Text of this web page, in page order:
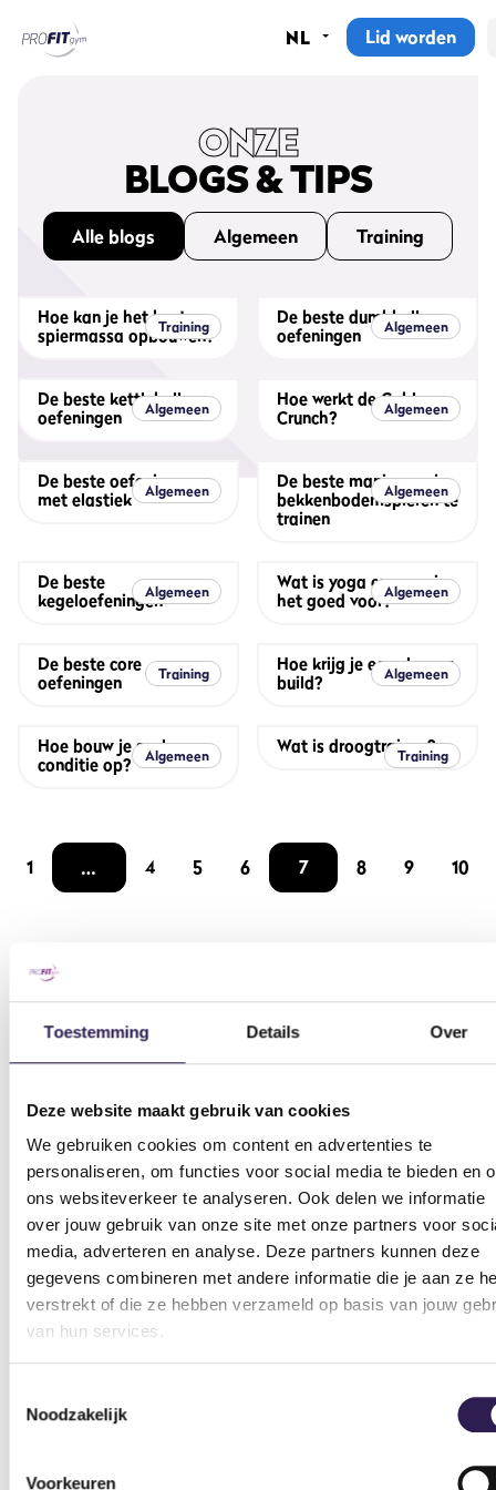
Toestemming Details Over
Deze website maakt gebruik van cookies
We gebruiken cookies om content en advertenties te
personaliseren, om functies voor social media te bieden en
ons websiteverkeer te analyseren. Ook delen we informatie
over jouw gebruik van onze site met onze partners voor
media, adverteren en analyse. Deze partners kunnen deze
gegevens combineren met andere informatie die je aan ze
verstrekt of die ze hebben verzameld op basis van jouw
van hun services.
Noodzakelijk
Voorkeuren
Sportscholen
Abonnementen
Groepslessen
Alle groepslessen
Waarom ProFit Gym
NL Lid worden
ONZE
BLOGS & TIPS
Alle blogs Algemeen Training
Training
Hoe kan je het beste
spiermassa opbouwen?
Algemeen
De beste dumbbell
oefeningen
Algemeen
De beste kettlebell
oefeningen
Algemeen
Hoe werkt de Cable
Crunch?
Algemeen
De beste oefeningen
met elastiek
Algemeen
De beste manier om je
bekkenbodemspieren te
trainen
Algemeen
De beste
kegeloefeningen
Algemeen
Wat is yoga en waar is
het goed voor?
Training
De beste core
oefeningen
Algemeen
Hoe krijg je een sleeper
build?
Algemeen
Hoe bouw je snel
conditie op?
Training
Wat is droogtrainen?
1 … 4 5 6 7 8 9 10
OOKALL-IN FITNESS?
Schrijf je nu in
Sportschool Amsterdam
Centrum